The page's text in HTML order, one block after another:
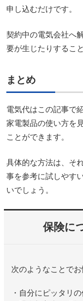
申し込むだけです。
契約中の電気会社へ
要が生じたりするこ
まとめ
電気代はこの記事で
家電製品の使い方を
ことができます。
具体的な方法は、そ
事を参考に試しやす
いでしょう。
保険に
次のようなことで
・自分にピッタリ